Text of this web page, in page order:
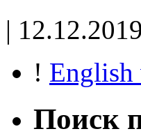
| 12.12.2019
! English
Поиск